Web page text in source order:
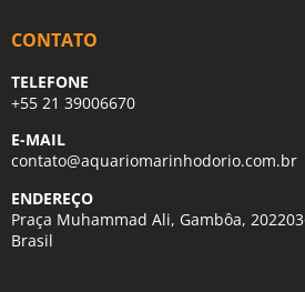
CONTATO
TELEFONE
+55 21 39006670
E-MAIL
contato@aquariomarinhodorio.com.br
ENDEREÇO
Praça Muhammad Ali, Gambôa,
Brasil